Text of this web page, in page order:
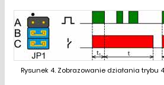
Rysunek 4. Zobrazowanie działania trybu